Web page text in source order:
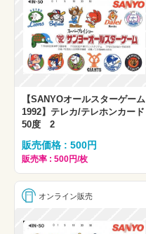
【SANYOオールスターゲーム
1992】テレカ/テレホンカード
50度 2
販売価格 : 500円
販売率 : 500円/枚
オンライン販売